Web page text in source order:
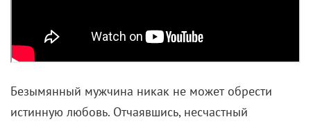
Безымянный мужчина никак не может обрести
истинную любовь. Отчаявшись, несчастный